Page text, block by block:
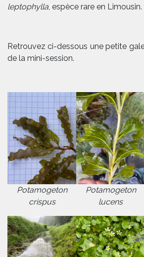
leptophylla, espèce rare en Limousin.
Retrouvez ci-dessous une petite
de la mini-session.
Potamogeton
crispus
Potamogeton
lucens